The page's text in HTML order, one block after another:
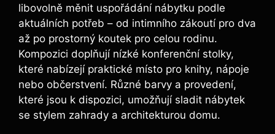
libovolně měnit uspořádání nábytku podle
aktuálních potřeb – od intimního zákoutí pro dva
až po prostorný koutek pro celou rodinu.
Kompozici doplňují nízké konferenční stolky,
které nabízejí praktické místo pro knihy, nápoje
nebo občerstvení. Různé barvy a provedení,
které jsou k dispozici, umožňují sladit nábytek
se stylem zahrady a architekturou domu.